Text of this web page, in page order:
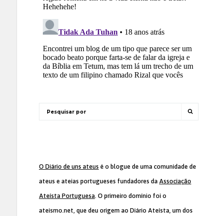
O Diário de uns ateus é o blogue de uma comunidade de
ateus e ateias portugueses fundadores da Associação
Ateísta Portuguesa. O primeiro domínio foi o
ateismo.net, que deu origem ao Diário Ateísta, um dos